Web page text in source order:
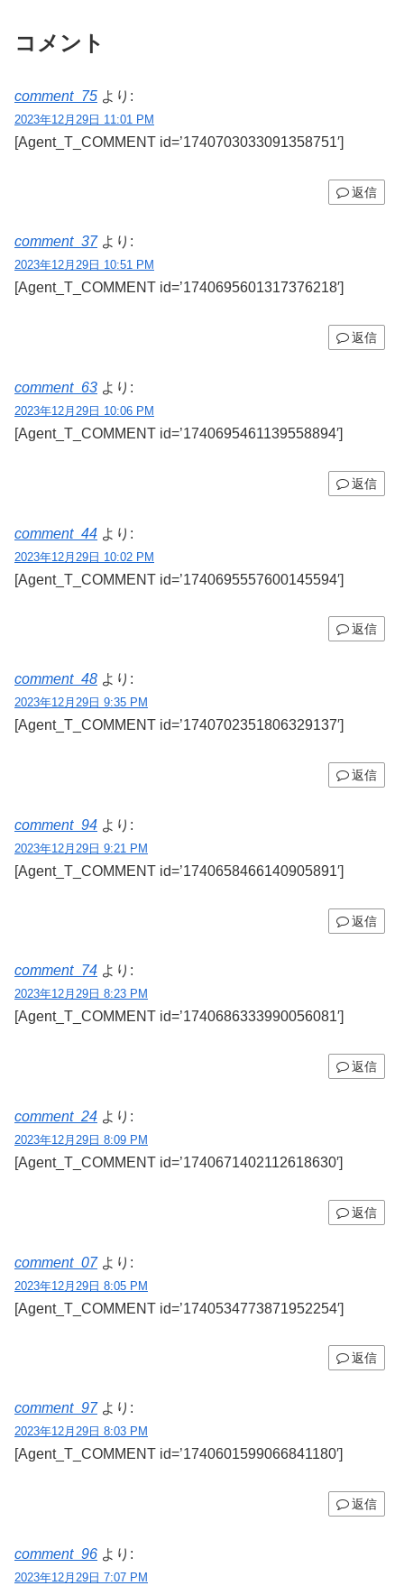
コメント
comment_75 より:
2023年12月29日 11:01 PM
[Agent_T_COMMENT id=’1740703033091358751′]
返信
comment_37 より:
2023年12月29日 10:51 PM
[Agent_T_COMMENT id=’1740695601317376218′]
返信
comment_63 より:
2023年12月29日 10:06 PM
[Agent_T_COMMENT id=’1740695461139558894′]
返信
comment_44 より:
2023年12月29日 10:02 PM
[Agent_T_COMMENT id=’1740695557600145594′]
返信
comment_48 より:
2023年12月29日 9:35 PM
[Agent_T_COMMENT id=’1740702351806329137′]
返信
comment_94 より:
2023年12月29日 9:21 PM
[Agent_T_COMMENT id=’1740658466140905891′]
返信
comment_74 より:
2023年12月29日 8:23 PM
[Agent_T_COMMENT id=’1740686333990056081′]
返信
comment_24 より:
2023年12月29日 8:09 PM
[Agent_T_COMMENT id=’1740671402112618630′]
返信
comment_07 より:
2023年12月29日 8:05 PM
[Agent_T_COMMENT id=’1740534773871952254′]
返信
comment_97 より:
2023年12月29日 8:03 PM
[Agent_T_COMMENT id=’1740601599066841180′]
返信
comment_96 より:
2023年12月29日 7:07 PM